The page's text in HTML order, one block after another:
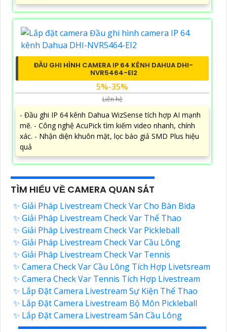
ĐẦU GHI HÌNH CAMERA IP 64 KÊNH DAHUA DHI-
NVR5464-EI2
5%-35%
Liên hệ
- Đầu ghi IP 64 kênh Dahua WizSense tích hợp AI mạnh
mẽ. - Công nghệ AcuPick tìm kiếm video nhanh, chính
xác. - Nhận diện khuôn mặt, lọc báo giả SMD Plus hiệu
quả
TÌM HIỂU VỀ CAMERA QUAN SÁT
✨ Giải Pháp Livestream Check Var Cho Bàn Bida
✨ Giải Pháp Livestream Check Var Thể Thao
✨ Giải Pháp Livestream Check Var Pickleball
✨ Giải Pháp Livestream Check Var Cầu Lông
✨ Giải Pháp Livestream Check Var Tennis
✨ Camera Check Var Cầu Lông Tích Hợp Livetsream
✨ Camera Check Var Tennis Tích Hợp Livestream
✨ Lắp Đặt Camera Livestream Sự Kiện Thể Thao
✨ Lắp Đặt Camera Livestream Bộ Môn Pickleball
✨ Lắp Đặt Camera Livestream Sân Cầu Lông